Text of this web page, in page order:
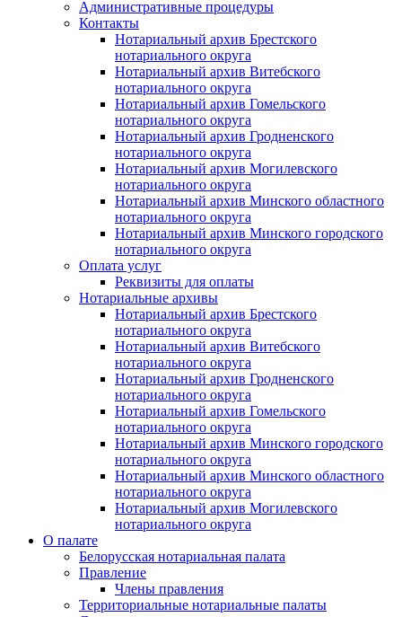
Административные процедуры
Контакты
Нотариальный архив Брестского
нотариального округа
Нотариальный архив Витебского
нотариального округа
Нотариальный архив Гомельского
нотариального округа
Нотариальный архив Гродненского
нотариального округа
Нотариальный архив Могилевского
нотариального округа
Нотариальный архив Минского областного
нотариального округа
Нотариальный архив Минского городского
нотариального округа
Оплата услуг
Реквизиты для оплаты
Нотариальные архивы
Нотариальный архив Брестского
нотариального округа
Нотариальный архив Витебского
нотариального округа
Нотариальный архив Гродненского
нотариального округа
Нотариальный архив Гомельского
нотариального округа
Нотариальный архив Минского городского
нотариального округа
Нотариальный архив Минского областного
нотариального округа
Нотариальный архив Могилевского
нотариального округа
О палате
Белорусская нотариальная палата
Правление
Члены правления
Территориальные нотариальные палаты